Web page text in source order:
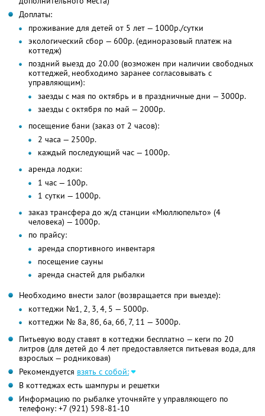
Доплаты:
проживание для детей от 5 лет — 1000р./сутки
экологический сбор — 600р. (единоразовый платеж на
коттедж)
поздний выезд до 20.00 (возможен при наличии свободных
коттеджей, необходимо заранее согласовывать с
управляющим):
заезды с мая по октябрь и в праздничные дни — 3000р.
заезды с октября по май — 2000р.
посещение бани (заказ от 2 часов):
2 часа — 2500р.
каждый последующий час — 1000р.
аренда лодки:
1 час — 100р.
1 сутки — 1000р.
заказ трансфера до ж/д станции «Мюллюпельто» (4
человека) — 1000р.
по прайсу:
аренда спортивного инвентаря
посещение сауны
аренда снастей для рыбалки
Необходимо внести залог (возвращается при выезде):
коттеджи №1, 2, 3, 4, 5 — 5000р.
коттеджи № 8а, 8б, 6а, 6б, 7, 11 — 3000р.
Питьевую воду ставят в коттеджи бесплатно — кеги по 20
литров (для детей до 4 лет предоставляется питьевая вода, для
взрослых — родниковая)
Рекомендуется взять с собой:
В коттеджах есть шампуры и решетки
Информацию по рыбалке уточняйте у управляющего по
телефону: +7 (921) 598-81-10